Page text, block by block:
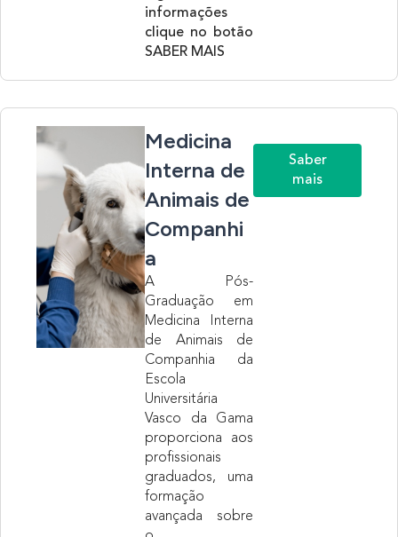
informações
clique no botão
SABER MAIS
Medicina
Interna de
Animais de
Companhi
a
A Pós-
Graduação em
Medicina Interna
de Animais de
Companhia da
Escola
Universitária
Vasco da Gama
proporciona aos
profissionais
graduados, uma
formação
avançada sobre
Saber
mais